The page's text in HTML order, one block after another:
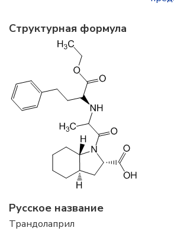
Структурная формула
Русское название
Трандолаприл